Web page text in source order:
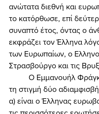
ανώτατα διεθνή και
το κατόρθωσε, επί
συναπτό έτος, όντας ο
εκφράζει τον Έλληνα
των Ευρωπαίων, ο
Στρασβούργο και τις
τη στιγμή δύο
α) είναι ο Έλληνας